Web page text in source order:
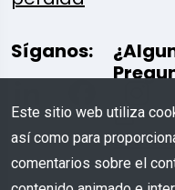
Síganos:
Este sitio web utiliza
así como para
comentarios sobre el